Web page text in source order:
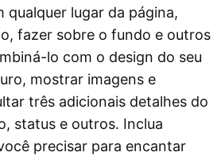
qualquer lugar da página,
fazer sobre o fundo e outros
lo com o design do seu
mostrar imagens e
três adicionais detalhes do
status e outros. Inclua
precisar para encantar